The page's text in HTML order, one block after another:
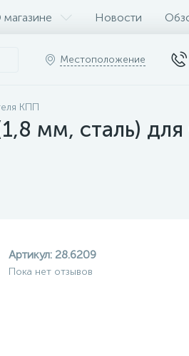
Новости
Местоположение
КПП
мм, сталь)
Артикул: 28.6209
Пока нет отзывов